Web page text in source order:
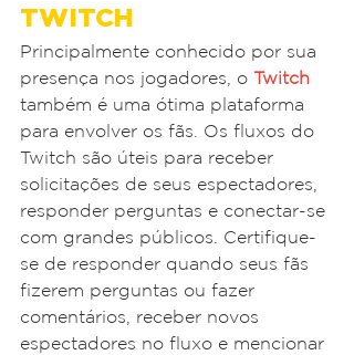
TWITCH
Principalmente conhecido por sua
presença nos jogadores, o Twitch
também é uma ótima plataforma
para envolver os fãs. Os fluxos do
Twitch são úteis para receber
solicitações de seus espectadores,
responder perguntas e conectar-se
com grandes públicos. Certifique-
se de responder quando seus fãs
fizerem perguntas ou fazer
comentários, receber novos
espectadores no fluxo e mencionar